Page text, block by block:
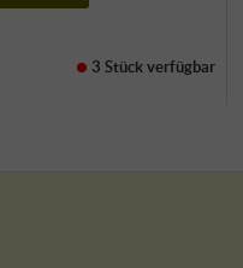
3 Stückverfügbar